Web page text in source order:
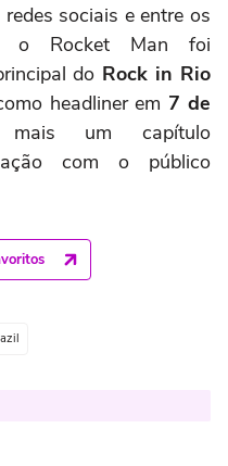
sociais e entre os
o Rocket Man foi
do Rock in Rio
headliner em 7 de
mais um capítulo
com o público